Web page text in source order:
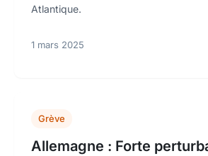
Atlantique.
1 mars 2025
Grève
Allemagne : Forte